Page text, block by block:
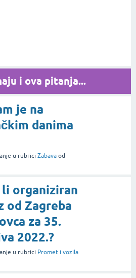
i ova pitanja...
je na
danima
u rubrici Zabava od
organiziran
od Zagreba
za 35.
2022.?
u rubrici Promet i vozila